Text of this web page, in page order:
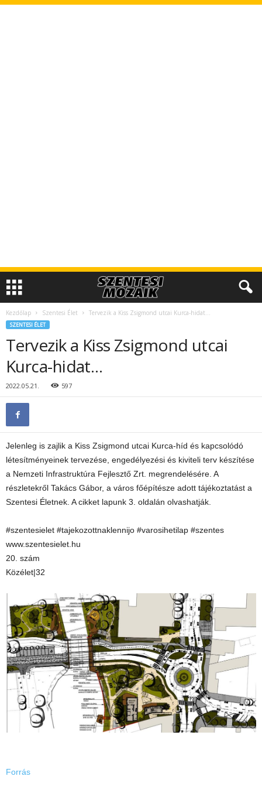
Kezdőlap Szentesi Élet Tervezik a Kiss Zsigmond utcai Kurca-hidat…
SZENTESI ÉLET
Tervezik a Kiss Zsigmond utcai
Kurca-hidat…
2022.05.21. 597
Jelenleg is zajlik a Kiss Zsigmond utcai Kurca-híd és kapcsolódó
létesítményeinek tervezése, engedélyezési és kiviteli terv készítése
a Nemzeti Infrastruktúra Fejlesztő Zrt. megrendelésére. A
részletekről Takács Gábor, a város főépítésze adott tájékoztatást a
Szentesi Életnek. A cikket lapunk 3. oldalán olvashatják.
#szentesielet #tajekozottnaklennijo #varosihetilap #szentes
www.szentesielet.hu
20. szám
Közélet|32
Forrás